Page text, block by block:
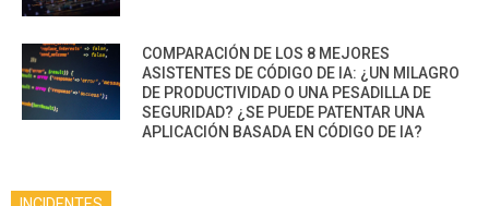
COMPARACIÓN DE LOS 8 MEJORES
ASISTENTES DE CÓDIGO DE IA: ¿UN MILAGRO
DE PRODUCTIVIDAD O UNA PESADILLA DE
SEGURIDAD? ¿SE PUEDE PATENTAR UNA
APLICACIÓN BASADA EN CÓDIGO DE IA?